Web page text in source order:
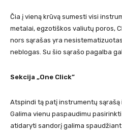
Čia į vieną krūvą sumesti visi
metalai, egzotiškos valiutų poros,
nors sąrašas yra
neblogas. Su šio sąrašo pagalba
Sekcija „One Click”
Atspindi tą patį instrumentų
Galima vienu paspaudimu
atidaryti sandorį galima